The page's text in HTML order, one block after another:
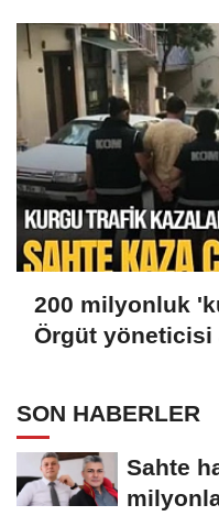
200 milyonluk
Örgüt yöneticisi
SON HABERLER
Sahte